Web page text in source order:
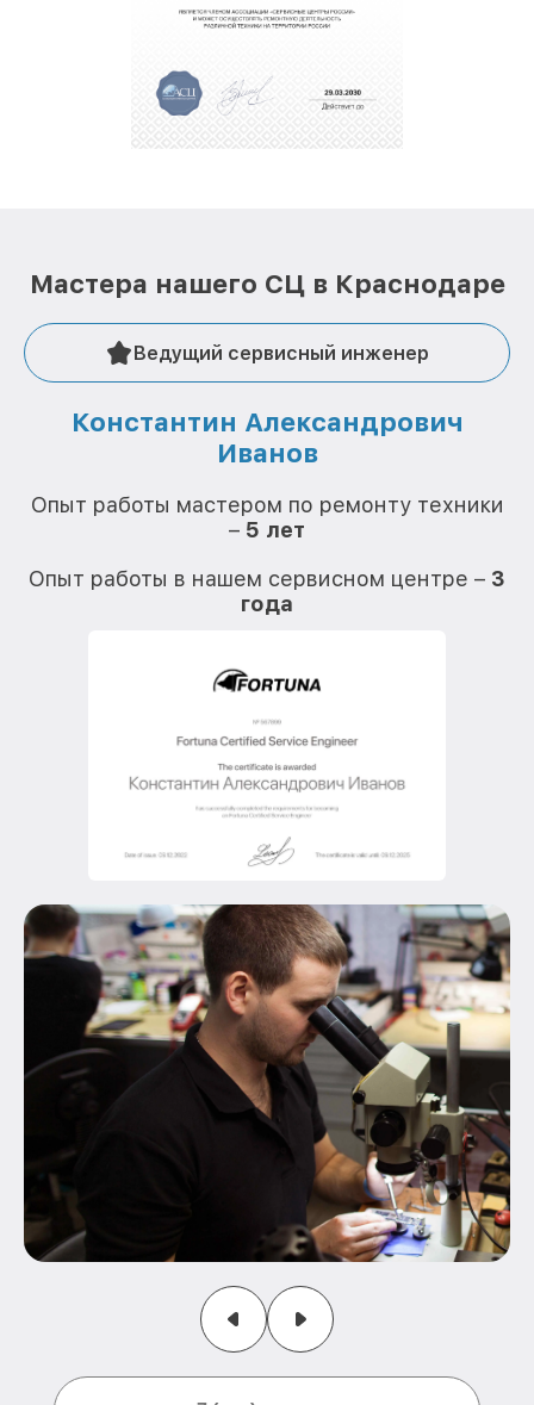
обеспечат доставку устройств в сервис в
полной сохранности и бесплатно.
положительные отзывы и обрели отличную
репутацию. Мы постоянно совершенствуемся и
Мастера нашего СЦ в Краснодаре
Ведущий сервисный инженер
Константин Александрович
Иванов
Опыт работы мастером по ремонту техники
– 5 лет
Опыт работы в нашем сервисном центре – 3
года